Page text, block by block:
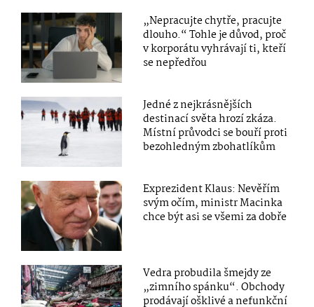
„Nepracujte chytře, pracujte
dlouho.“ Tohle je důvod, proč
v korporátu vyhrávají ti, kteří
se nepředřou
Jedné z nejkrásnějších
destinací světa hrozí zkáza.
Místní průvodci se bouří proti
bezohledným zbohatlíkům
Exprezident Klaus: Nevěřím
svým očím, ministr Macinka
chce být asi se všemi za dobře
Vedra probudila šmejdy ze
„zimního spánku“. Obchody
prodávají ošklivé a nefunkční